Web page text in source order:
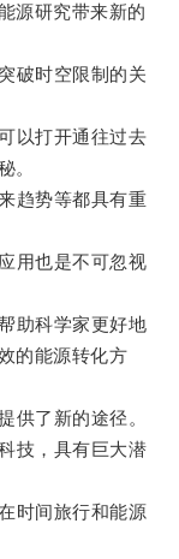
源研究带来新的
破时空限制的关
以打开通往过去
。
趋势等都具有重
用也是不可忽视
助科学家更好地
的能源转化方
了新的途径。
技，具有巨大潜
时间旅行和能源